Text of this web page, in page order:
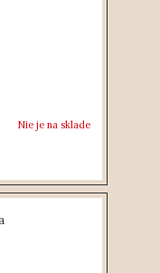
Nie je na sklade